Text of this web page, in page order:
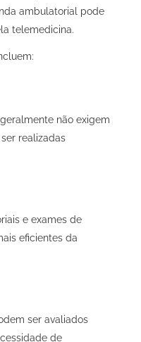
ambulatorial pode
telemedicina.
não exigem
realizadas
e exames de
eficientes da
ser avaliados
de